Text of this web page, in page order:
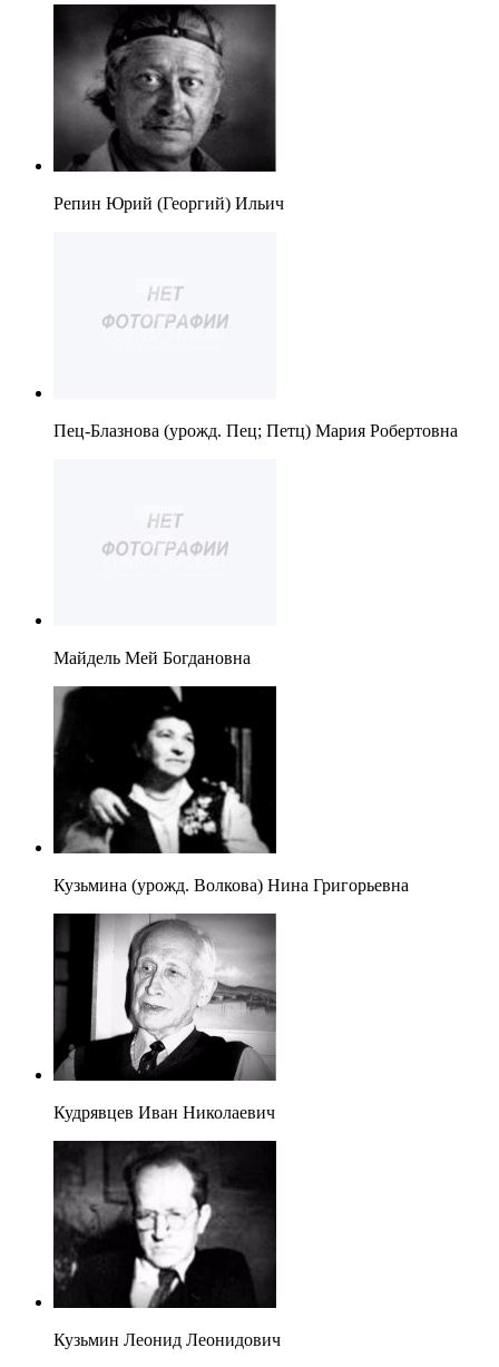
Репин Юрий (Георгий) Ильич
Пец-Блазнова (урожд. Пец; Петц) Мария Робертовна
Майдель Мей Богдановна
Кузьмина (урожд. Волкова) Нина Григорьевна
Кудрявцев Иван Николаевич
Кузьмин Леонид Леонидович